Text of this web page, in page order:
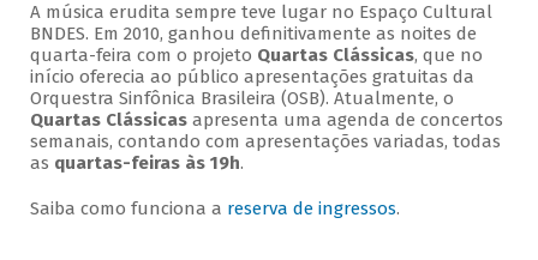
A música erudita sempre teve lugar no Espaço Cultural
BNDES. Em 2010, ganhou definitivamente as noites de
quarta-feira com o projeto Quartas Clássicas, que no
início oferecia ao público apresentações gratuitas da
Orquestra Sinfônica Brasileira (OSB). Atualmente, o
Quartas Clássicasapresenta uma agenda de concertos
semanais, contando com apresentações variadas, todas
as quartas-feiras às 19h.
Saiba como funciona a reserva de ingressos.